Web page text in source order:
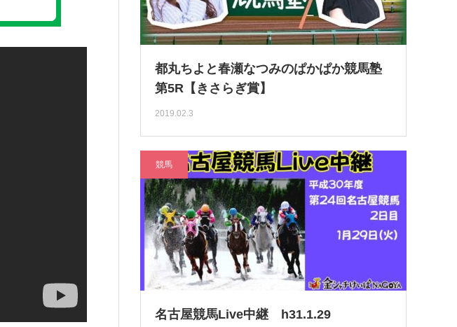
都丸ちよと春瀬なつみのぱかぱか競馬塾
第5R【きさらぎ賞】
2019.02.3
競馬
名古屋競馬Live中継 h31.1.29